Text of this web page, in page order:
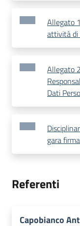
Allegato
attività
Allegato
Dati
gara
Referenti
Capobianco